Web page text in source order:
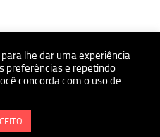
de Dados Pessoais
da USP Polo Ribeirão Preto
lhe dar uma experiência
preferências e repetindo
concorda com o uso de